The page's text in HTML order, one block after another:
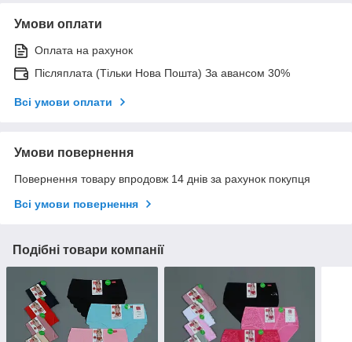
Умови оплати
Оплата на рахунок
Післяплата (Тільки Нова Пошта) За авансом 30%
Всі умови оплати
Умови повернення
Повернення товару впродовж 14 днів за рахунок покупця
Всі умови повернення
Подібні товари компанії